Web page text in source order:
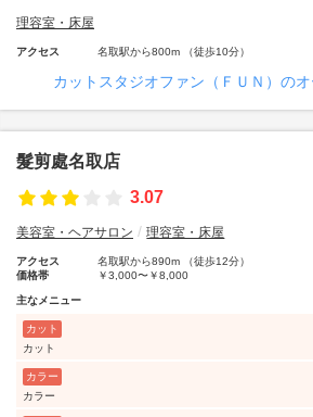
理容室・床屋
アクセス 名取駅から800m （徒歩10分）
カットスタジオファン（ＦＵＮ）の
髮剪處名取店
3.07
美容室・ヘアサロン 理容室・床屋
アクセス
名取駅から890m （徒歩12分）
価格帯
￥3,000〜￥8,000
主なメニュー
カット
カット
カラー
カラー